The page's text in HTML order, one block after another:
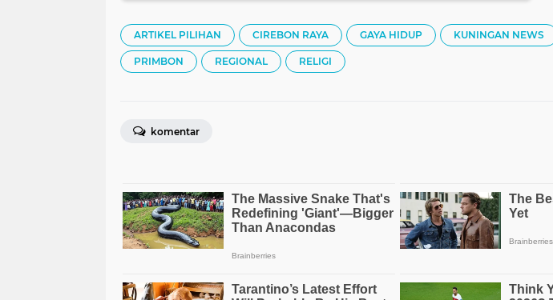
ARTIKEL PILIHAN CIREBON RAYA GAYA HIDUP KUNINGAN NEWS
PRIMBON REGIONAL RELIGI
komentar